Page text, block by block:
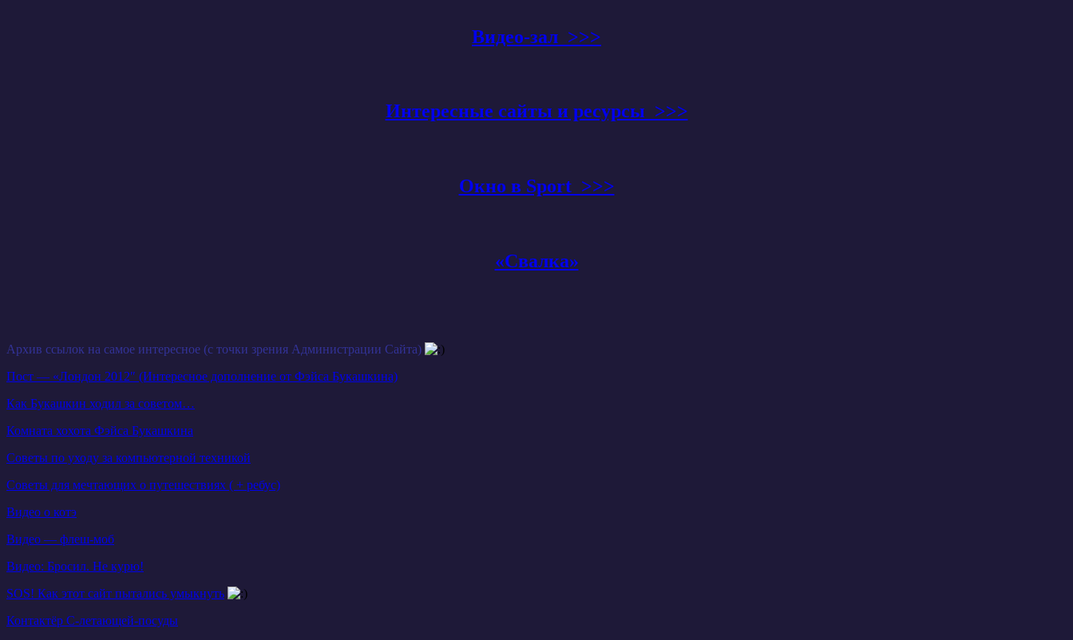
Видео-зал >>>
Интересные сайты и ресурсы >>>
Окно в Sport >>>
«Свалка»
Архив ссылок на самое интересное (с точки зрения Администрации Сайта)
Пост — «Лондон 2012″ (Интересное дополнение от Фэйса Букашкина)
Как Букашкин ходил за советом…
Комната хохота Фэйса Букашкина
Советы по уходу за компьютерной техникой
Советы для мечтающих о путешествиях ( + ребус)
Видео о котэ
Видео — флеш-моб
Видео: Бросил. Не курю!
SOS! Как этот сайт пытались умыкнуть
Контактёр С-летающей-посуды